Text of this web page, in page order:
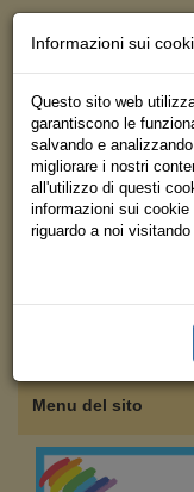
Menu del sito
Informazioni sui
Questo sito web
garantiscono le
salvando e
migliorare i nostri
all'utilizzo di questi
informazioni sui
riguardo a noi